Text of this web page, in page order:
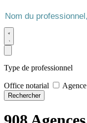
Type de professionnel
Office notarial
Rechercher